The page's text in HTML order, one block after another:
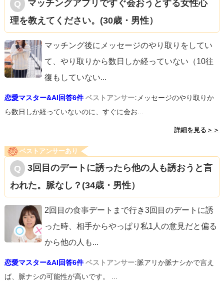
マッチングアプリですぐ会おうとする女性心
理を教えてください。(30歳・男性）
マッチング後にメッセージのやり取りをしてい
て、やり取りから数日しか経っていない（10往
復もしていない...
恋愛マスター&AI回答6件 ベストアンサー: メッセージのやり取りか
ら数日しか経っていないのに、すぐに会お...
詳細を見る＞＞
ベストアンサーあり
3回目のデートに誘ったら他の人も誘おうと言
われた。脈なし？(34歳・男性）
2回目の食事デートまで行き3回目のデートに誘
った時、相手からやっぱり私1人の意見だと偏る
から他の人も...
恋愛マスター&AI回答6件 ベストアンサー:脈アリか脈ナシかで言え
ば、脈ナシの可能性が高いです。 ...